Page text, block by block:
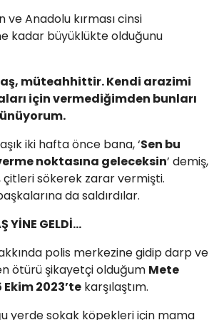
ve Anadolu kırması cinsi
kadar büyüklükte olduğunu
müteahhittir. Kendi arazimi
için vermediğimden bunları
iki hafta önce bana, ‘Sen bu
noktasına geleceksin’ demiş,
sökerek zarar vermişti.
da saldırdılar.
YİNE GELDİ…
polis merkezine gidip darp ve
ötürü şikayetçi olduğum Mete
2023’te karşılaştım.
yerde sokak köpekleri için mama